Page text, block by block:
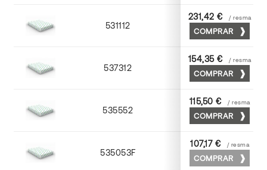
531112 72 x 102
231,42 € / resma
COMPRAR
537312 72 x 102
154,35 € / resma
COMPRAR
535552 52 x 70
115,50 € / resma
COMPRAR
535053F 53 x 75
107,17 € / resma
COMPRAR